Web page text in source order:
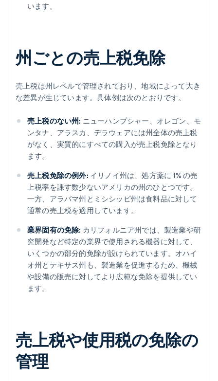
います。
州ごとの売上税免除
売上税は州レベルで管理されており、地域によって大き
な差異が生じています。具体例は次のとおりです。
売上税のない州: ニューハンプシャー、オレゴン、モ
ンタナ、アラスカ、デラウェアには州全体の売上税
がなく、実質的にすべての購入が売上税免除となり
ます。
売上税免除の例外: イリノイ州は、処方薬に 1% の売
上税率を課す数少ないアメリカの州のひとつです。
一方、アラバマ州とミシシッピ州は食料品に対して
通常の売上税を適用しています。
業界固有の免除: カリフォルニア州では、製造業や研
究開発など特定の業界で使用される機器に対して、
いくつかの部分的免除が設けられています。オハイ
オ州とテキサス州も、製造業を促進するため、機械
や設備の販売に対してより広範な免除を提供してい
ます。
売上税や使用税の免除の
管理